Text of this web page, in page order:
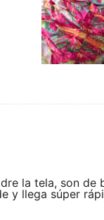
la tela, son de
y llega súper